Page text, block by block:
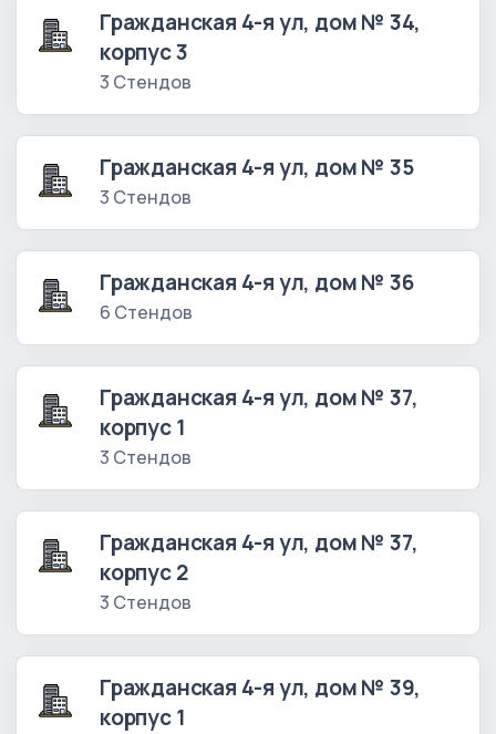
Гражданская 4-я ул, дом № 34,
корпус 3
3 Стендов
Гражданская 4-я ул, дом № 35
3 Стендов
Гражданская 4-я ул, дом № 36
6 Стендов
Гражданская 4-я ул, дом № 37,
корпус 1
3 Стендов
Гражданская 4-я ул, дом № 37,
корпус 2
3 Стендов
Гражданская 4-я ул, дом № 39,
корпус 1